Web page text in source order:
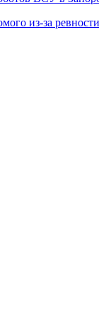
из-за ревности